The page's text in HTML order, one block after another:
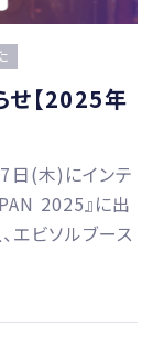
せ【2025年
日(木)にインテ
2025』に出
エビソルブース